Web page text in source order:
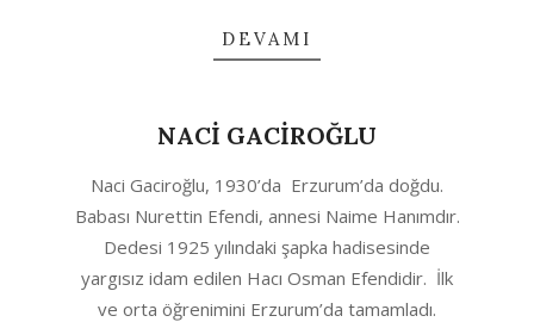
DEVAMI
NACİ GACİROĞLU
08-
12
Naci Gaciroğlu, 1930’da Erzurum’da doğdu.
Babası Nurettin Efendi, annesi Naime Hanımdır.
Dedesi 1925 yılındaki şapka hadisesinde
yargısız idam edilen Hacı Osman Efendidir. İlk
ve orta öğrenimini Erzurum’da tamamladı.